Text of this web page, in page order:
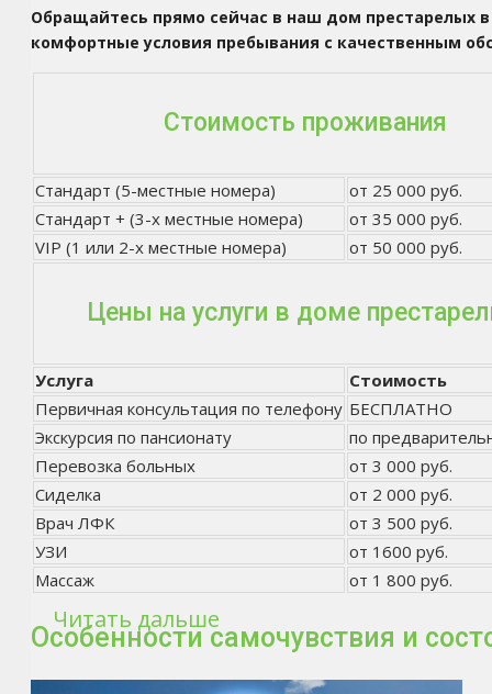
Обращайтесь прямо сейчас в наш дом престарелых в
комфортные условия пребывания с качественным
Стоимость проживания
Стандарт (5-местные номера)
от 25 000 руб.
Стандарт + (3-х местные номера)
от 35 000 руб.
VIP (1 или 2-х местные номера)
от 50 000 руб.
Цены на услуги в доме
Услуга
Стоимость
Первичная консультация по телефону БЕСПЛАТНО
Экскурсия по пансионату
по
Перевозка больных
от 3 000 руб.
Сиделка
от 2 000 руб.
Врач ЛФК
от 3 500 руб.
УЗИ
от 1600 руб.
Массаж
от 1 800 руб.
Читать дальше
Особенности самочувствия и